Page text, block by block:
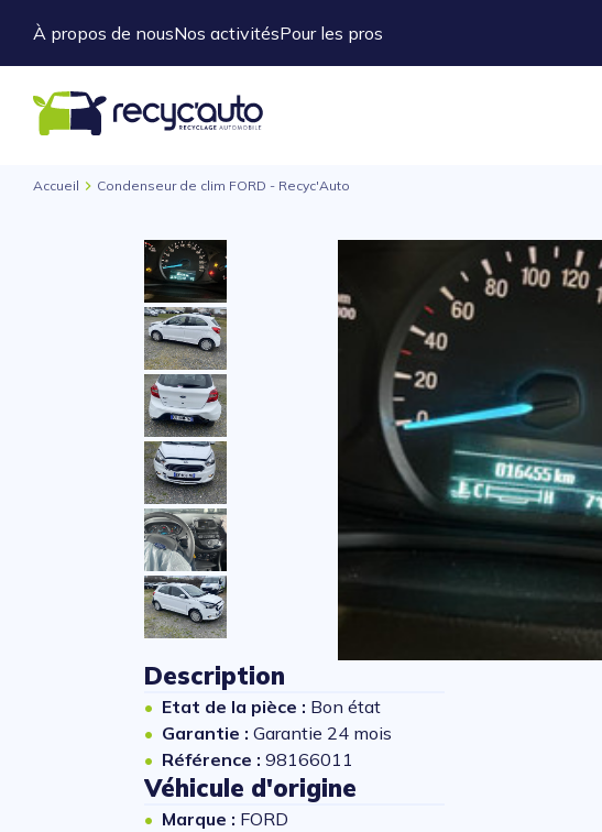
À propos de nousNos activitésPour les pros
Accueil Condenseur de clim FORD - Recyc'Auto
Description
Etat de la pièce : Bon état
Garantie : Garantie 24 mois
Référence : 98166011
Véhicule d'origine
Marque : FORD